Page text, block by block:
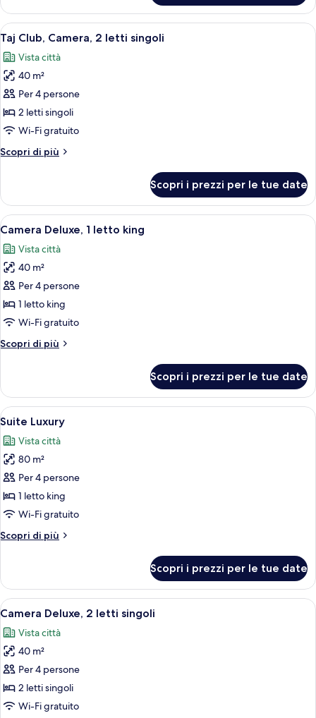
Club,
Camera,
1
letto
king
Apri
tutte
le
foto
per
Taj
Club,
2
Un bagno moderno con una vasca
1
Taj Club, Camera, 2 letti singoli
Vista città
40 m²
Per 4 persone
2 letti singoli
Wi-Fi gratuito
Scopri di più
Altri
Club,
Camera,
2
singoli
Scopri i prezzi per le tue date
Apri
tutte
le
foto
per
Camera
Deluxe,
letto
Una moderna camera d'hotel con
2
Camera Deluxe, 1 letto king
Vista città
40 m²
Per 4 persone
1 letto king
Wi-Fi gratuito
Scopri di più
Altri
Deluxe,
letto
Scopri i prezzi per le tue date
Apri
tutte
le
foto
per
Suite
Luxury
Una camera d'albergo con un letto
1
Suite Luxury
Vista città
80 m²
Per 4 persone
1 letto king
Wi-Fi gratuito
Scopri di più
Altri
Luxury
Scopri i prezzi per le tue date
Apri
tutte
le
foto
per
Camera
Deluxe,
Camera d'albergo moderna con due
3
Camera Deluxe, 2 letti singoli
Vista città
40 m²
Per 4 persone
2 letti singoli
Wi-Fi gratuito